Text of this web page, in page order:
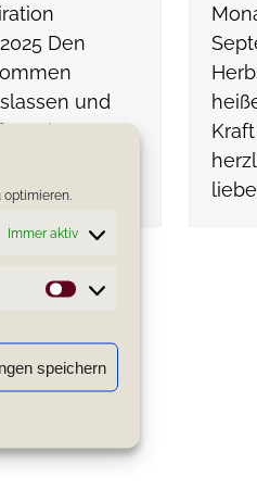
Immer aktiv
Statistiken
speichern
Den
und
Ein ganz